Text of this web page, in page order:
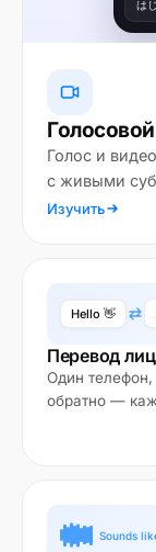
は
Голос и
с живыми
Изучить
Hello 👋
Перевод
Один телефон,
обратно —
Sounds